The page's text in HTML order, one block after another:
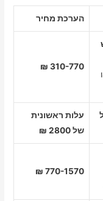
הערכת מחיר
310-770 ₪
עלות ראשונית
של 2800 ₪
770-1570 ₪